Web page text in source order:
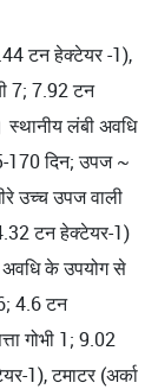
टन हेक्टेयर -1),
7; 7.92 टन
लंबी अवधि
170 दिन; उपज ~
उच्च उपज वाली
टन हेक्टेयर-1)
के उपयोग से
4.6 टन
गोभी 1; 9.02
1), टमाटर (अर्का